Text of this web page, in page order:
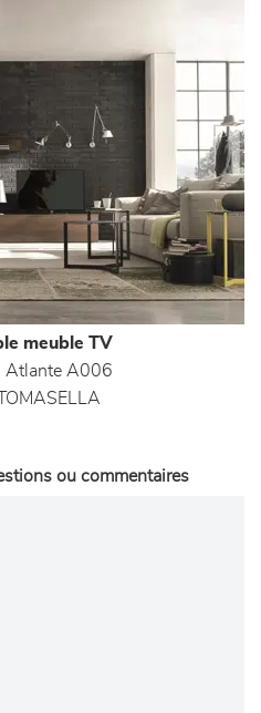
meuble TV
Atlante A006
TOMASELLA
ou commentaires